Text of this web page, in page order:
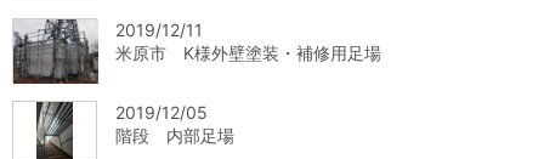
2019/12/11
米原市 K様外壁塗装・補修用足場
2019/12/05
階段 内部足場